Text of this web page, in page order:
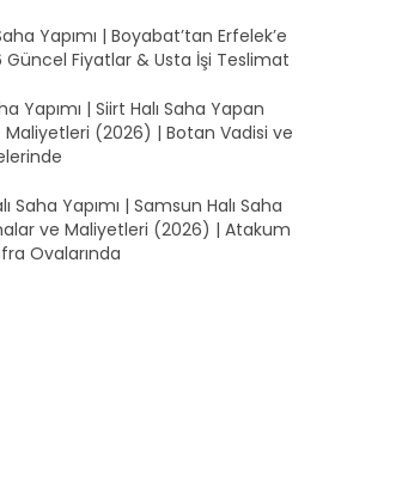
Yapımı | Boyabat’tan Erfelek’e
Güncel Fiyatlar & Usta İşi Teslimat
Yapımı | Siirt Halı Saha Yapan
Maliyetleri (2026) | Botan Vadisi ve
Saha Yapımı | Samsun Halı Saha
ve Maliyetleri (2026) | Atakum
Ovalarında